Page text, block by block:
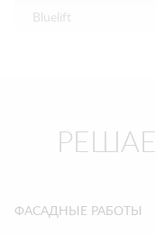
Bluelift
ФАСАДНЫЕ РАБОТЫ